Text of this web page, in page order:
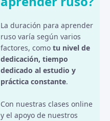
La duración para aprender
ruso varía según varios
factores, como tu nivel de
dedicación, tiempo
dedicado al estudio y
práctica constante.
Con nuestras clases online
y el apoyo de nuestros